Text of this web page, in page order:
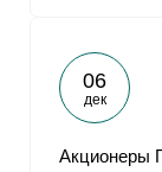
06
дек
Акционеры